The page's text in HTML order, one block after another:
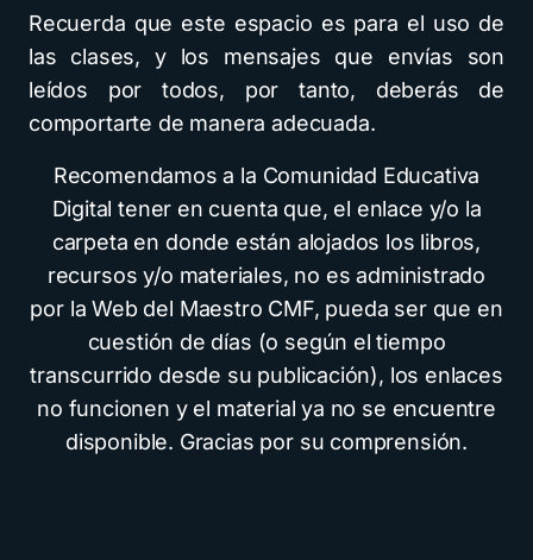
Recuerda que este espacio es para el uso de
las clases, y los mensajes que envías son
leídos por todos, por tanto, deberás de
comportarte de manera adecuada.
Recomendamos a la Comunidad Educativa
Digital tener en cuenta que, el enlace y/o la
carpeta en donde están alojados los libros,
recursos y/o materiales, no es administrado
por la Web del Maestro CMF, pueda ser que en
cuestión de días (o según el tiempo
transcurrido desde su publicación), los enlaces
no funcionen y el material ya no se encuentre
disponible. Gracias por su comprensión.